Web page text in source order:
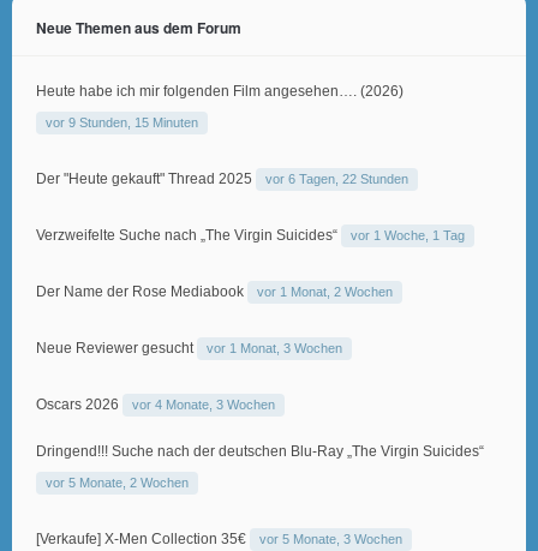
Neue Themen aus dem Forum
Heute habe ich mir folgenden Film angesehen…. (2026)
vor 9 Stunden, 15 Minuten
Der "Heute gekauft" Thread 2025 vor 6 Tagen, 22 Stunden
Verzweifelte Suche nach „The Virgin Suicides“ vor 1 Woche, 1 Tag
Der Name der Rose Mediabook vor 1 Monat, 2 Wochen
Neue Reviewer gesucht vor 1 Monat, 3 Wochen
Oscars 2026 vor 4 Monate, 3 Wochen
Dringend!!! Suche nach der deutschen Blu-Ray „The Virgin Suicides“
vor 5 Monate, 2 Wochen
[Verkaufe] X-Men Collection 35€ vor 5 Monate, 3 Wochen